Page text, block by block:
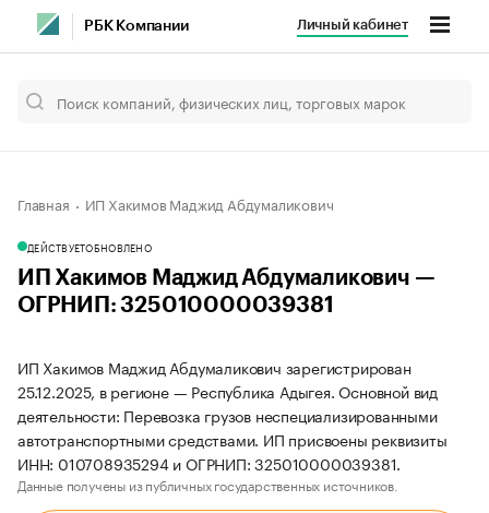
РБК Компании Личный кабинет
Главная ИП Хакимов Маджид Абдумаликович
ДЕЙСТВУЕТОБНОВЛЕНО
ИП Хакимов Маджид Абдумаликович —
ОГРНИП: 325010000039381
ИП Хакимов Маджид Абдумаликович зарегистрирован
25.12.2025, в регионе — Республика Адыгея. Основной вид
деятельности: Перевозка грузов неспециализированными
автотранспортными средствами. ИП присвоены реквизиты
ИНН: 010708935294 и ОГРНИП: 325010000039381.
Данные получены из публичных государственных источников.